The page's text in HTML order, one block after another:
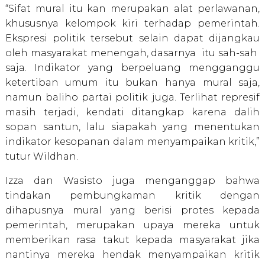
“Sifat mural itu kan merupakan alat perlawanan,
khususnya kelompok kiri terhadap pemerintah.
Ekspresi politik tersebut selain dapat dijangkau
oleh masyarakat menengah, dasarnya itu sah-sah
saja. Indikator yang berpeluang mengganggu
ketertiban umum itu bukan hanya mural saja,
namun baliho partai politik juga. Terlihat represif
masih terjadi, kendati ditangkap karena dalih
sopan santun, lalu siapakah yang menentukan
indikator kesopanan dalam menyampaikan kritik,”
tutur Wildhan.
Izza dan Wasisto juga menganggap bahwa
tindakan pembungkaman kritik dengan
dihapusnya mural yang berisi protes kepada
pemerintah, merupakan upaya mereka untuk
memberikan rasa takut kepada masyarakat jika
nantinya mereka hendak menyampaikan kritik